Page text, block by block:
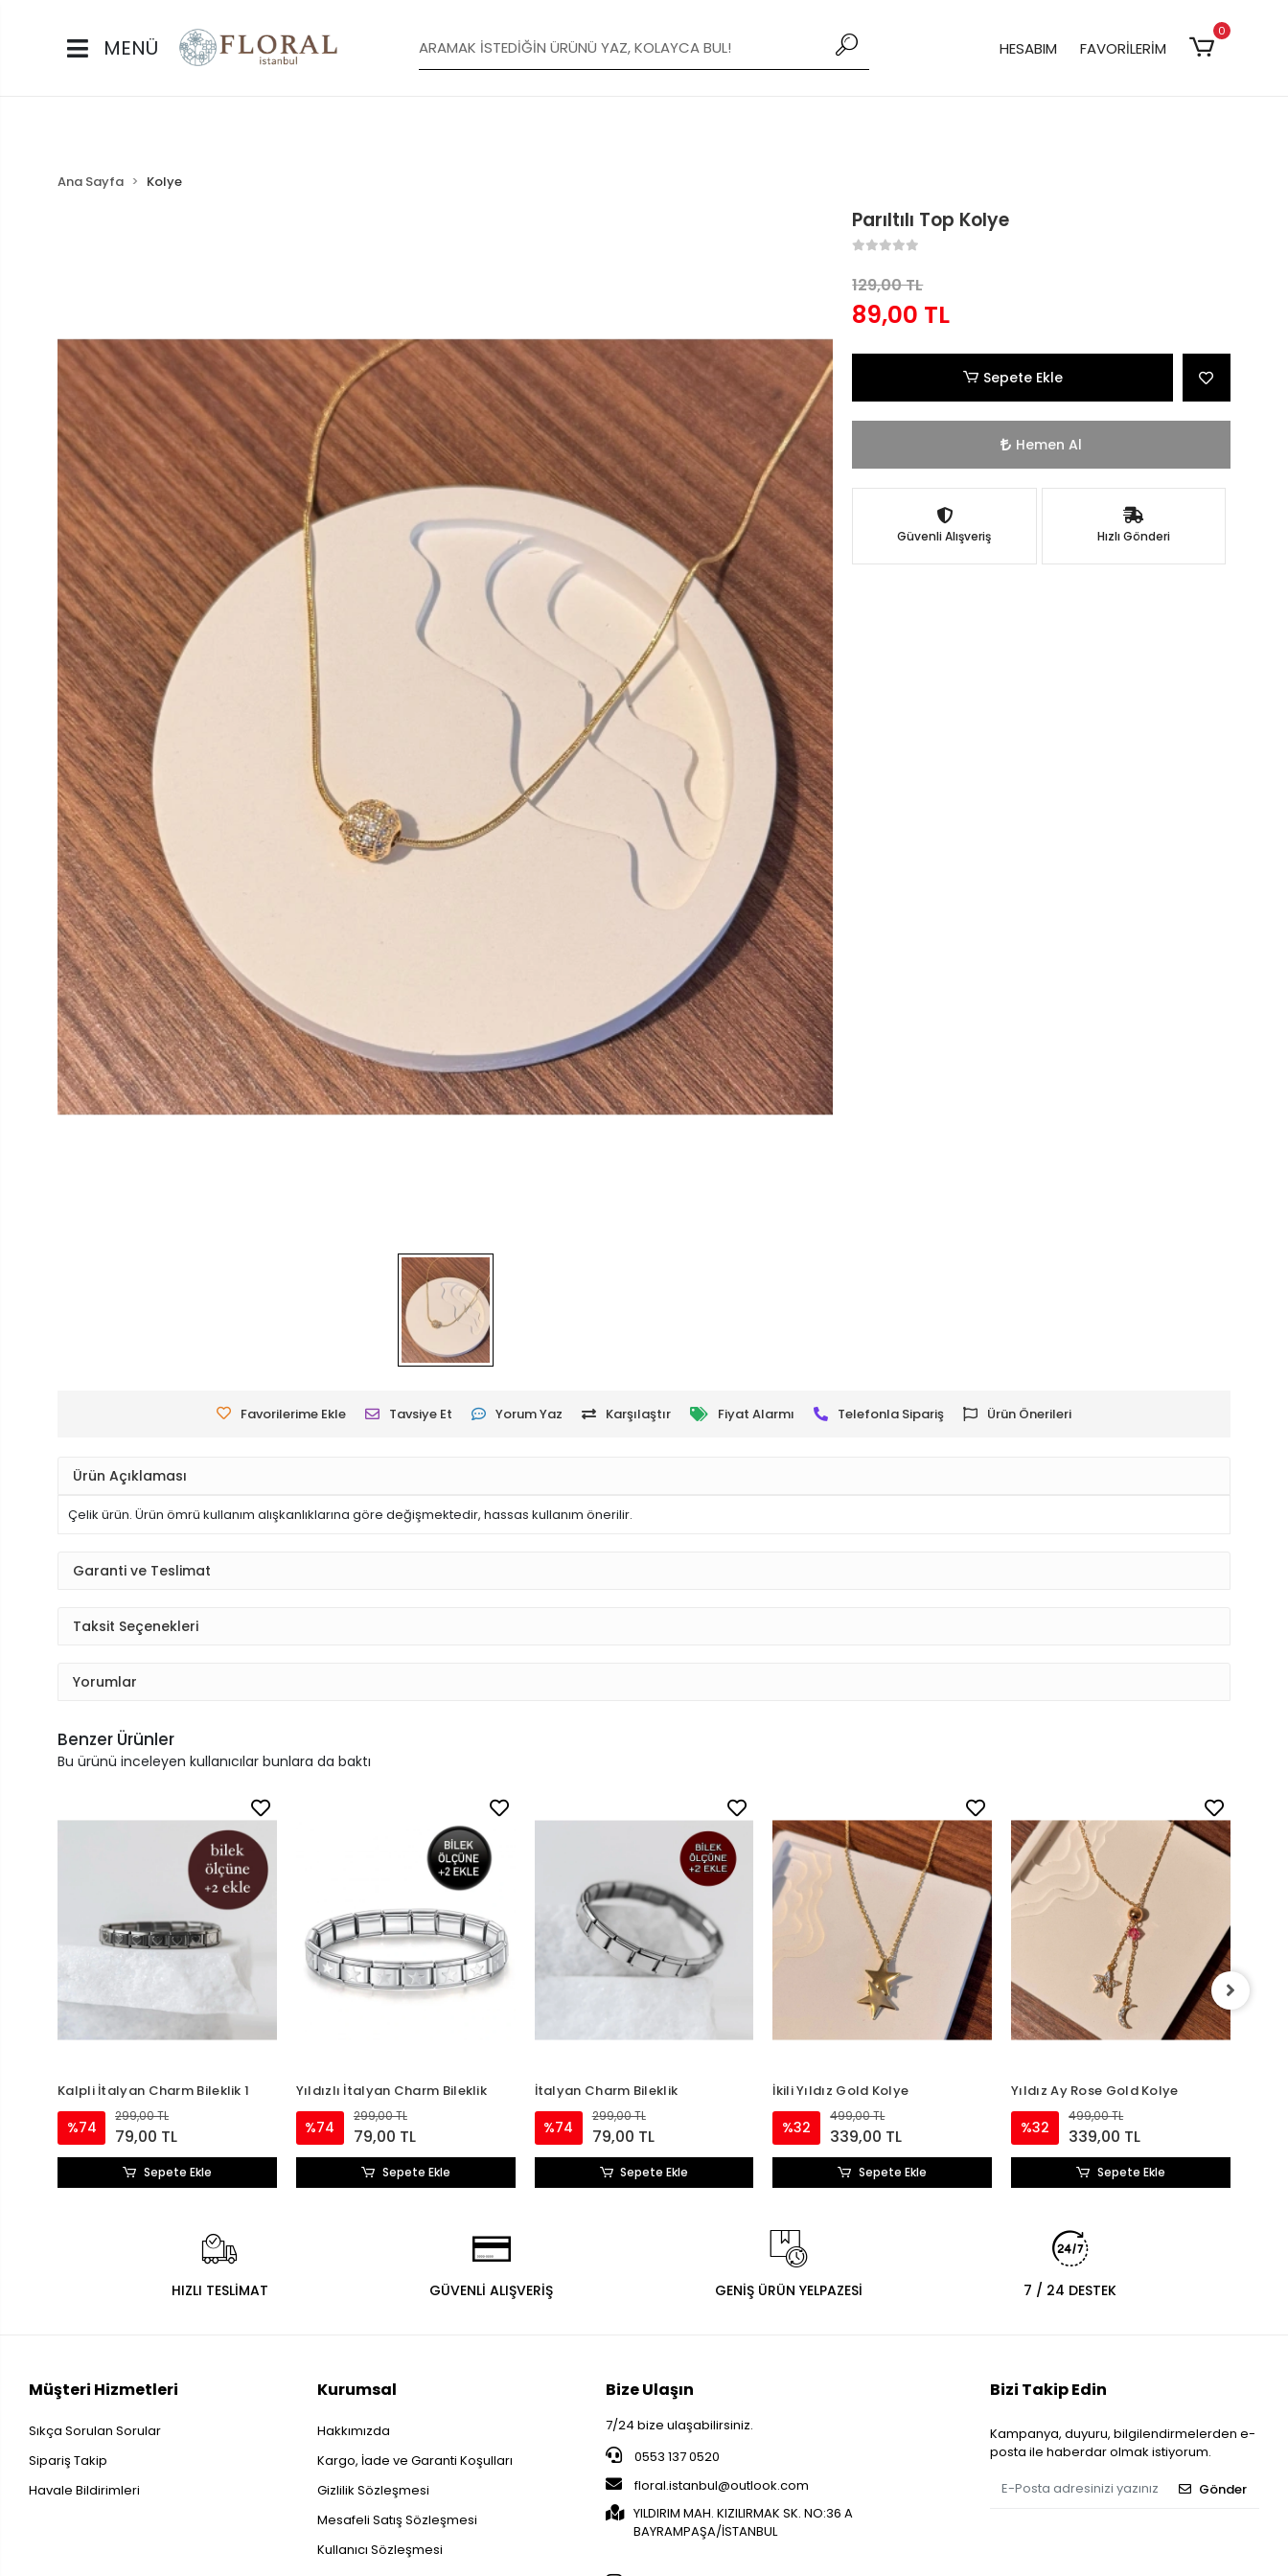
MENÜ HESABIM FAVORİLERİM
0
Ana Sayfa Kolye
Parıltılı Top Kolye
129,00 TL
89,00 TL
Sepete Ekle
Hemen Al
Güvenli Alışveriş Hızlı Gönderi
Favorilerime Ekle Tavsiye Et Yorum Yaz Karşılaştır Fiyat Alarmı Telefonla Sipariş Ürün Önerileri
Ürün Açıklaması
Çelik ürün. Ürün ömrü kullanım alışkanlıklarına göre değişmektedir, hassas kullanım önerilir.
Garanti ve Teslimat
Taksit Seçenekleri
Yorumlar
Benzer Ürünler
Bu ürünü inceleyen kullanıcılar bunlara da baktı
Kalpli İtalyan Charm Bileklik 1
%74
299,00 TL
79,00 TL
Sepete Ekle
Yıldızlı İtalyan Charm Bileklik
%74
299,00 TL
79,00 TL
Sepete Ekle
İtalyan Charm Bileklik
%74
299,00 TL
79,00 TL
Sepete Ekle
İkili Yıldız Gold Kolye
%32
499,00 TL
339,00 TL
Sepete Ekle
Yıldız Ay Rose Gold Kolye
%32
499,00 TL
339,00 TL
Sepete Ekle
HIZLI TESLİMAT GÜVENLİ ALIŞVERİŞ GENİŞ ÜRÜN YELPAZESİ 7 / 24 DESTEK
Müşteri Hizmetleri
Sıkça Sorulan Sorular
Sipariş Takip
Havale Bildirimleri
Kurumsal
Hakkımızda
Kargo, İade ve Garanti Koşulları
Gizlilik Sözleşmesi
Mesafeli Satış Sözleşmesi
Kullanıcı Sözleşmesi
Bize Ulaşın
7/24 bize ulaşabilirsiniz.
0553 137 0520
floral.istanbul@outlook.com
YILDIRIM MAH. KIZILIRMAK SK. NO:36 A
BAYRAMPAŞA/İSTANBUL
Bizi Takip Edin
Kampanya, duyuru, bilgilendirmelerden e-
posta ile haberdar olmak istiyorum.
Gönder